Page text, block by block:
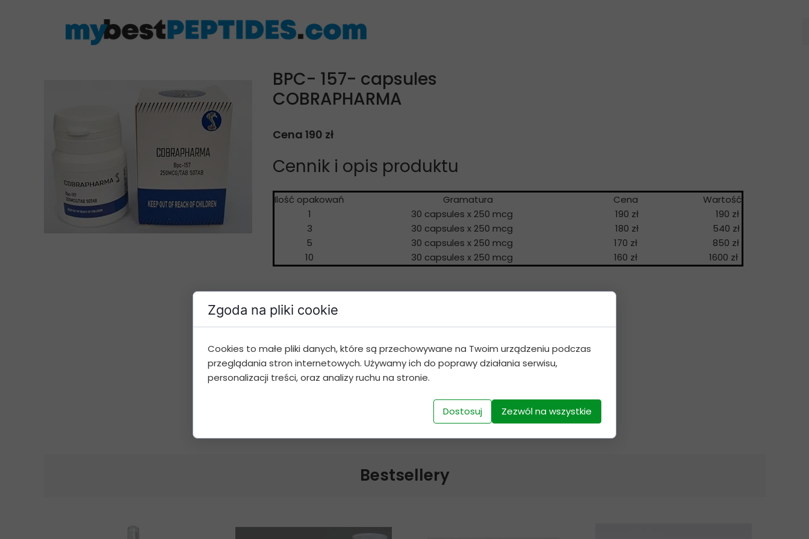
BPC- 157- capsules
COBRAPHARMA
Cena 190 zł
Cennik i opis produktu
Ilość opakowań Gramatura Cena Wartość
1
30 capsules x 250 mcg 190 zł
190 zł
3
30 capsules x 250 mcg 180 zł
540 zł
5
10
30 capsules x 250 mcg
30 capsules x 250 mcg
170 zł
160 zł
850 zł
1600 zł
Bestsellery
Zgoda na pliki cookie
Cookies to małe pliki danych, które są przechowywane na Twoim urządzeniu podczas
przeglądania stron internetowych. Używamy ich do poprawy działania serwisu,
personalizacji treści, oraz analizy ruchu na stronie.
Dostosuj Zezwól na wszystkie